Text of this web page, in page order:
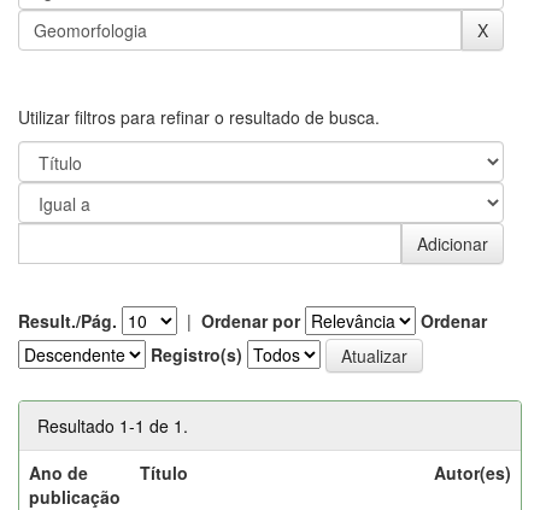
Utilizar filtros para refinar o resultado de busca.
Result./Pág. | Ordenar por
Ordenar
Registro(s)
Resultado 1-1 de 1.
Ano de
publicação
Título Autor(es)